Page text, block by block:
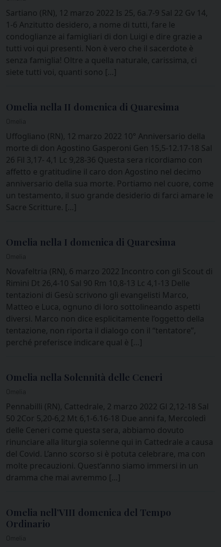
Sartiano (RN), 12 marzo 2022 Is 25, 6a.7-9 Sal 22 Gv 14,
1-6 Anzitutto desidero, a nome di tutti, fare le
condoglianze ai famigliari di don Luigi e dire grazie a
tutti voi qui presenti. Non è vero che il sacerdote è
senza famiglia! Oltre a quella naturale, carissima, ci
siete tutti voi, quanti sono […]
Omelia nella II domenica di Quaresima
Omelia
Uffogliano (RN), 12 marzo 2022 10° Anniversario della
morte di don Agostino Gasperoni Gen 15,5-12.17-18 Sal
26 Fil 3,17- 4,1 Lc 9,28-36 Questa sera ricordiamo con
affetto e gratitudine il caro don Agostino nel decimo
anniversario della sua morte. Portiamo nel cuore, come
un testamento, il suo grande desiderio di farci amare le
Sacre Scritture. […]
Omelia nella I domenica di Quaresima
Omelia
Novafeltria (RN), 6 marzo 2022 Incontro con gli Scout di
Rimini Dt 26,4-10 Sal 90 Rm 10,8-13 Lc 4,1-13 Delle
tentazioni di Gesù scrivono gli evangelisti Marco,
Matteo e Luca, ognuno di loro sottolineando aspetti
diversi. Marco non dice esplicitamente l’oggetto della
tentazione, non riporta il dialogo con il “tentatore”,
perché preferisce indicare qual è […]
Omelia nella Solennità delle Ceneri
Omelia
Pennabilli (RN), Cattedrale, 2 marzo 2022 Gl 2,12-18 Sal
50 2Cor 5,20-6,2 Mt 6,1-6.16-18 Due anni fa, Mercoledì
delle Ceneri come questa sera, abbiamo dovuto
rinunciare alla liturgia solenne qui in Cattedrale a causa
del Covid. L’anno scorso si è potuta celebrare, ma con
molte precauzioni. Quest’anno siamo immersi in un
dramma che mai avremmo […]
Omelia nell’VIII domenica del Tempo
Ordinario
Omelia